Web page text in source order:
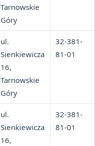
Tarnowskie
Góry
ul.
Sienkiewicza
16,
Tarnowskie
Góry
32-381-
81-01
ul.
Sienkiewicza
16,
32-381-
81-01